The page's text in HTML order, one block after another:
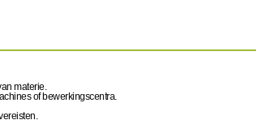
materie.
of bewerkingscentra.